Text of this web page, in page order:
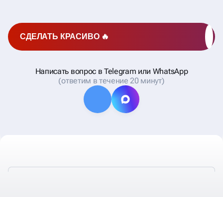
Написать вопрос в Telegram или WhatsApp
(ответим в течение 20 минут)
СДЕЛАТЬ КРАСИВО 🔥